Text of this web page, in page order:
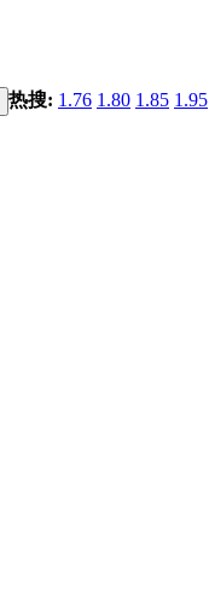
热搜: 1.76 1.80 1.85 1.95